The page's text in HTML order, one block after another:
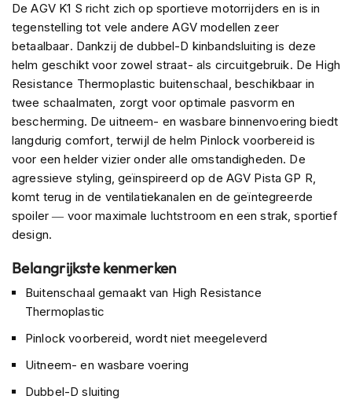
o
o
t
e
r
h
e
l
m
e
n
o
x
e
h
m
n
F
a
De AGV K1 S richt zich op sportieve motorrijders en is in
tegenstelling tot vele andere AGV modellen zeer
betaalbaar. Dankzij de dubbel-D kinbandsluiting is deze
helm geschikt voor zowel straat- als circuitgebruik. De High
Resistance Thermoplastic buitenschaal, beschikbaar in
twee schaalmaten, zorgt voor optimale pasvorm en
bescherming. De uitneem- en wasbare binnenvoering biedt
langdurig comfort, terwijl de helm Pinlock voorbereid is
voor een helder vizier onder alle omstandigheden. De
agressieve styling, geïnspireerd op de AGV Pista GP R,
komt terug in de ventilatiekanalen en de geïntegreerde
spoiler — voor maximale luchtstroom en een strak, sportief
design.
Belangrijkste kenmerken
Buitenschaal gemaakt van High Resistance
Thermoplastic
Pinlock voorbereid, wordt niet meegeleverd
Uitneem- en wasbare voering
Dubbel-D sluiting